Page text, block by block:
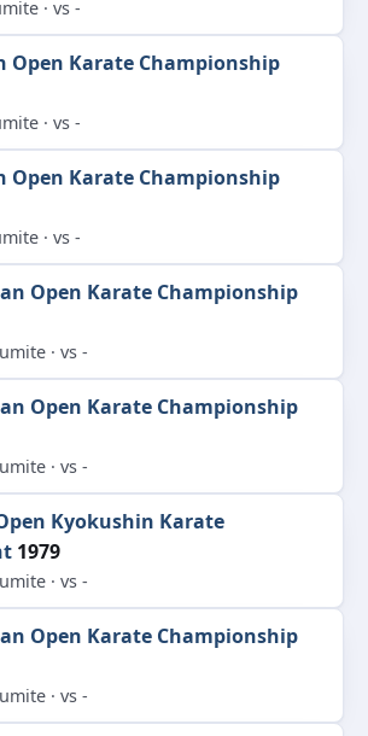
· vs -
Open Karate Championship
· vs -
Open Karate Championship
· vs -
Open Karate Championship
· vs -
Open Karate Championship
· vs -
Kyokushin Karate
1979
· vs -
Open Karate Championship
· vs -